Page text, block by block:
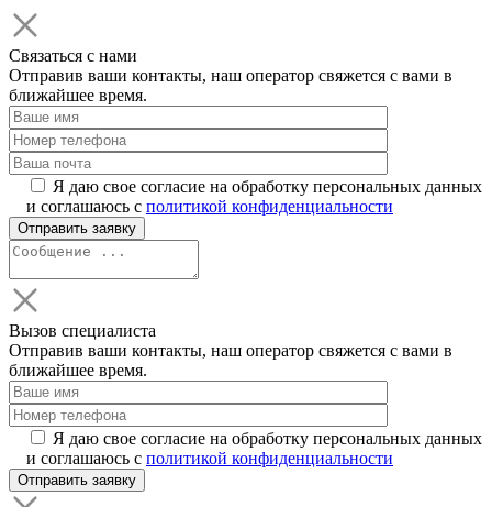
Связаться с нами
Отправив ваши контакты, наш оператор свяжется с вами в
ближайшее время.
Я даю свое согласие на обработку персональных данных
и соглашаюсь с политикой конфиденциальности
Вызов специалиста
Отправив ваши контакты, наш оператор свяжется с вами в
ближайшее время.
Я даю свое согласие на обработку персональных данных
и соглашаюсь с политикой конфиденциальности